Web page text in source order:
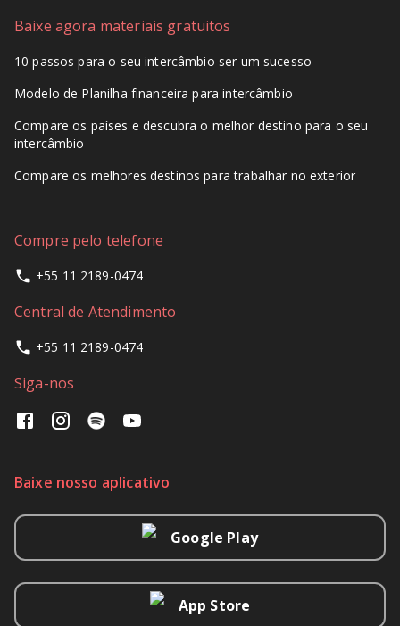
Baixe agora materiais gratuitos
10 passos para o seu intercâmbio ser um sucesso
Modelo de Planilha financeira para intercâmbio
Compare os países e descubra o melhor destino para o seu
intercâmbio
Compare os melhores destinos para trabalhar no exterior
Compre pelo telefone
+55 11 2189-0474
Central de Atendimento
+55 11 2189-0474
Siga-nos
Baixe nosso aplicativo
Google Play
App Store